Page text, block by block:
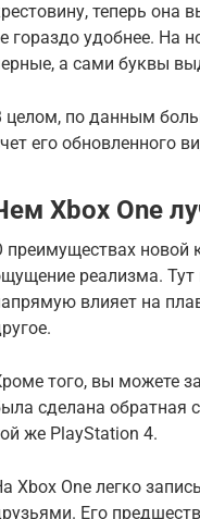
теперь она
гораздо удобнее. На
а сами буквы
целом, по данным
его обновленного
Xbox One
преимуществах новой
реализма. Тут
влияет на
того, вы можете
сделана обратная
же PlayStation 4.
Xbox One легко
Его